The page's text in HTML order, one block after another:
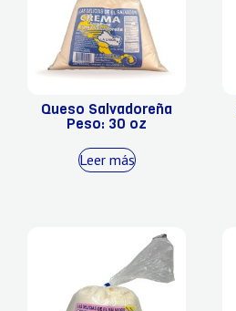
Queso Salvadoreña
Peso: 30 oz
Leer más